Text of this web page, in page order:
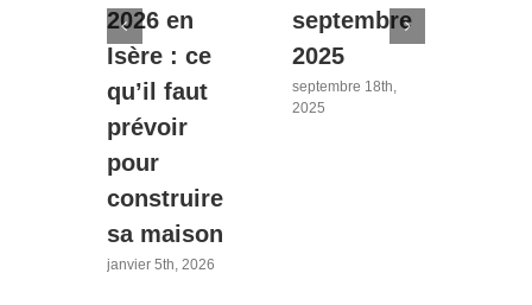
2026 en
Isère : ce
qu’il faut
prévoir
pour
construire
sa maison
janvier 5th, 2026
septembre
2025
septembre 18th,
2025